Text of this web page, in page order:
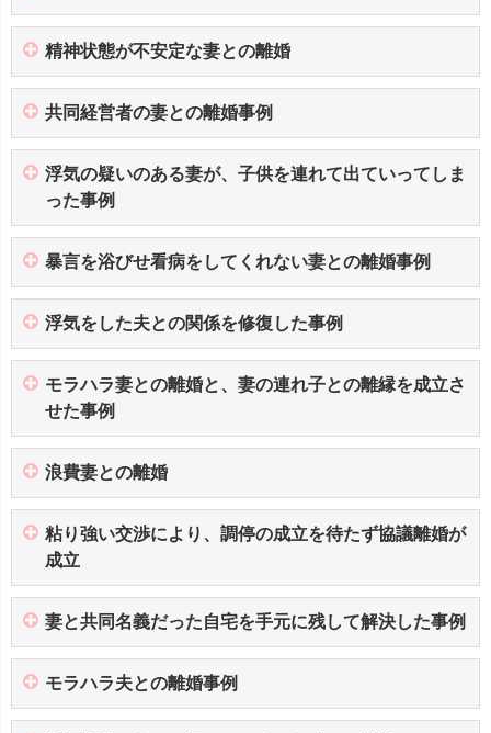
精神状態が不安定な妻との離婚
共同経営者の妻との離婚事例
浮気の疑いのある妻が、子供を連れて出ていってしま
った事例
暴言を浴びせ看病をしてくれない妻との離婚事例
浮気をした夫との関係を修復した事例
モラハラ妻との離婚と、妻の連れ子との離縁を成立さ
せた事例
浪費妻との離婚
粘り強い交渉により、調停の成立を待たず協議離婚が
成立
妻と共同名義だった自宅を手元に残して解決した事例
モラハラ夫との離婚事例